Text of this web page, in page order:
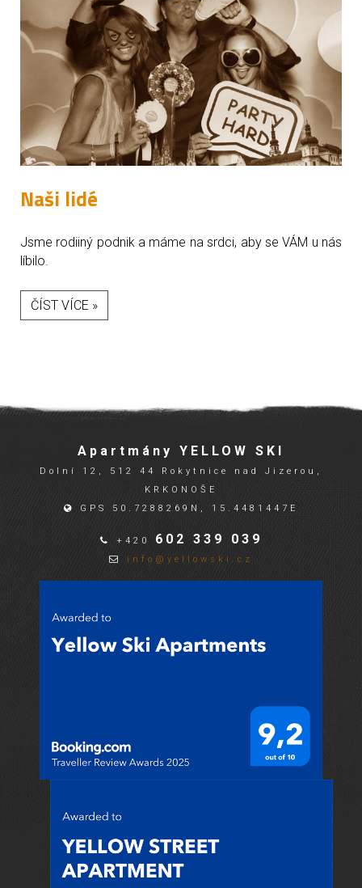
Naši lidé
Jsme rodiiný podnik a máme na srdci, aby se VÁM u nás
líbilo.
ČÍST VÍCE »
Apartmány YELLOW SKI
Dolní 12, 512 44 Rokytnice nad Jizerou,
KRKONOŠE
GPS 50.7288269N, 15.4481447E
+420 602 339 039
info@yellowski.cz